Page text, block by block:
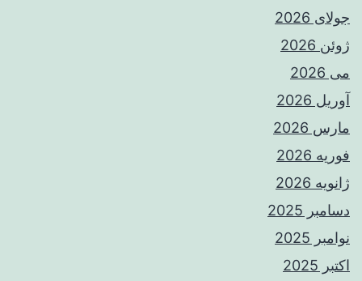
جولای 2026
ژوئن 2026
می 2026
آوریل 2026
مارس 2026
فوریه 2026
ژانویه 2026
دسامبر 2025
نوامبر 2025
اکتبر 2025